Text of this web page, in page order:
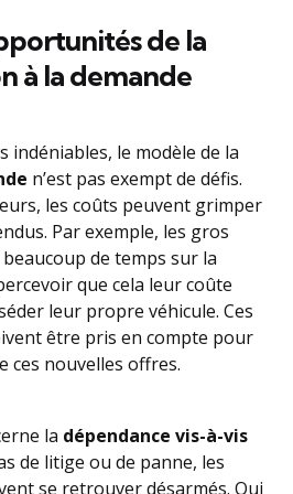
de la
à la demande
indéniables, le modèle de la
n’est pas exempt de défis.
les coûts peuvent grimper
Par exemple, les gros
de temps sur la
que cela leur coûte
leur propre véhicule. Ces
être pris en compte pour
ces nouvelles offres.
la dépendance vis-à-vis
de litige ou de panne, les
se retrouver désarmés. Qui